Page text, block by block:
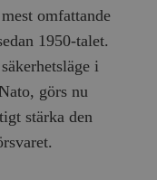
omfattande
1950-talet.
i
görs nu
stärka den